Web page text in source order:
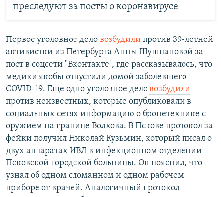
преследуют за посты о коронавирусе
Первое уголовное дело возбудили против 39-летней
активистки из Петербурга Анны Шушпановой за
пост в соцсети "Вконтакте", где рассказывалось, что
медики якобы отпустили домой заболевшего
COVID-19. Еще одно уголовное дело возбудили
против неизвестных, которые опубликовали в
социальных сетях информацию о бронетехнике с
оружием на границе Волхова. В Пскове протокол за
фейки получил Николай Кузьмин, который писал о
двух аппаратах ИВЛ в инфекционном отделении
Псковской городской больницы. Он пояснил, что
узнал об одном сломанном и одном рабочем
приборе от врачей. Аналогичный протокол